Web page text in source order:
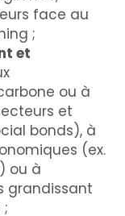
face au
;
et
ou à
et
bonds), à
(ex.
ou à
grandissant